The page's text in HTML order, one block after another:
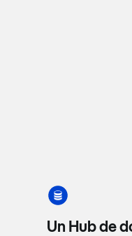
Un Hub de